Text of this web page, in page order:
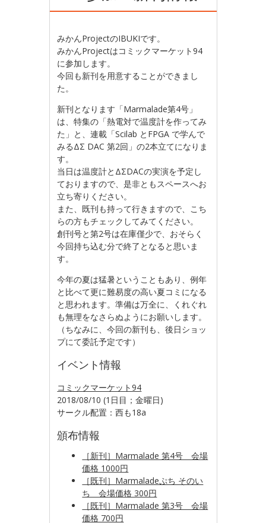
みかんProjectのIBUKIです。
みかんProjectはコミックマーケット94
に参加します。
今回も新刊を用意することができまし
た。
新刊となります「Marmalade第4号」
は、特集の「熱電対で温度計を作ってみ
た」と、連載「Scilab とFPGA で学んで
みるΔΣ DAC 第2回」の2本立てになりま
す。
当日は温度計とΔΣDACの実演を予定し
ておりますので、是非ともスペースへお
立ち寄りください。
また、既刊も持って行きますので、こち
らの方もチェックしてみてください。
創刊号と第2号は在庫僅少で、おそらく
今回持ち込む分で終了となると思いま
す。
今年の夏は猛暑ということもあり、例年
と比べて更に難易度の高い夏コミになる
と思われます。準備は万全に、くれぐれ
も無理をなさらぬよう にお願いします。
（ちなみに、今回の新刊も、後日ショッ
プにて委託予定です）
イベント情報
コミックマーケット94
2018/08/10 (1日目；金曜日)
サークル配置：西も18a
頒布情報
［新刊］Marmalade 第4号 会場
価格 1000円
［既刊］Marmaladeぷち そのい
ち 会場価格 300円
［既刊］Marmalade 第3号 会場
価格 700円